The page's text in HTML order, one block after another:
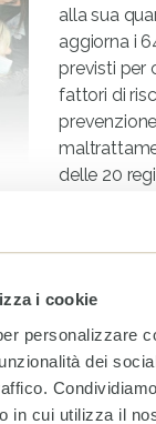
i cookie
personalizzare
dei
in cui utilizza il
alla sua
aggiorna i
previsti per
fattori di
delle 20
edizione è
fattore di rischio
dalla
collettivo
e
o il